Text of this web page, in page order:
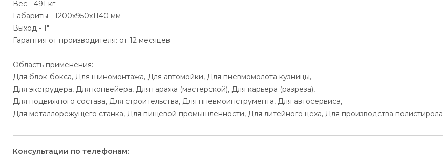
Вес - 491 кг
Габариты - 1200х950х1140 мм
Выход - 1"
Гарантия от производителя: от 12 месяцев
Область применения:
Для блок-бокса, Для шиномонтажа, Для автомойки, Для пневмомолота кузницы,
Для экструдера, Для конвейера, Для гаража (мастерской), Для карьера (разреза),
Для подвижного состава, Для строительства, Для пневмоинструмента, Для автосервиса,
Для металлорежущего станка, Для пищевой промышленности, Для литейного цеха, Для производства полистирола
Консультации по телефонам: